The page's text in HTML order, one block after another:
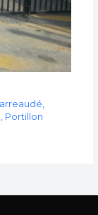
,
, Portillon